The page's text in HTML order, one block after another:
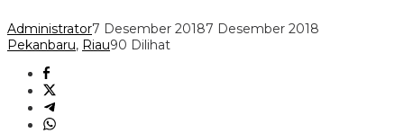
Administrator7 Desember 20187 Desember 2018
Pekanbaru, Riau90 Dilihat